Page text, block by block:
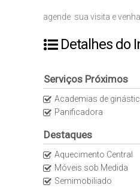
agende sua visita e
Detalhes do
Serviços Próximos
Academias de
Panificadora
Destaques
Aquecimento Central
Móveis sob Medida
Semimobiliado